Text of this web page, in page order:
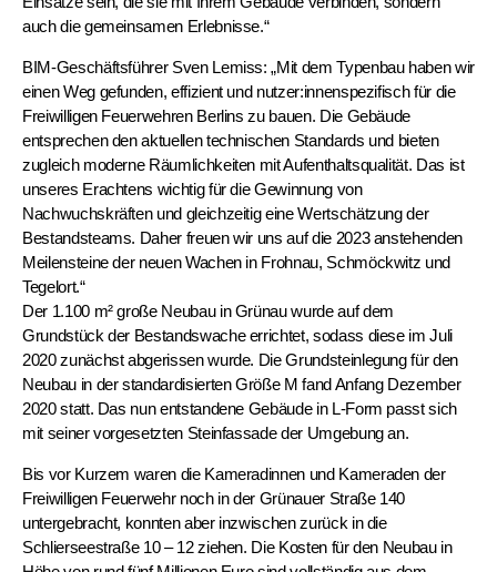
auch die gemeinsamen Erlebnisse.“
BIM-Geschäftsführer Sven Lemiss: „Mit dem Typenbau haben wir
einen Weg gefunden, effizient und nutzer:innenspezifisch für die
Freiwilligen Feuerwehren Berlins zu bauen. Die Gebäude
entsprechen den aktuellen technischen Standards und bieten
zugleich moderne Räumlichkeiten mit Aufenthaltsqualität. Das ist
unseres Erachtens wichtig für die Gewinnung von
Nachwuchskräften und gleichzeitig eine Wertschätzung der
Bestandsteams. Daher freuen wir uns auf die 2023 anstehenden
Meilensteine der neuen Wachen in Frohnau, Schmöckwitz und
Tegelort.“
Der 1.100 m² große Neubau in Grünau wurde auf dem
Grundstück der Bestandswache errichtet, sodass diese im Juli
2020 zunächst abgerissen wurde. Die Grundsteinlegung für den
Neubau in der standardisierten Größe M fand Anfang Dezember
2020 statt. Das nun entstandene Gebäude in L-Form passt sich
mit seiner vorgesetzten Steinfassade der Umgebung an.
Bis vor Kurzem waren die Kameradinnen und Kameraden der
Freiwilligen Feuerwehr noch in der Grünauer Straße 140
untergebracht, konnten aber inzwischen zurück in die
Schlierseestraße 10 – 12 ziehen. Die Kosten für den Neubau in